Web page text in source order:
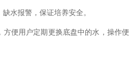
水报警，保证培养安全。
方便用户定期更换底盘中的水，操作便